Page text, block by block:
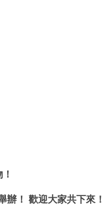
辦！ 歡迎大家共下來！